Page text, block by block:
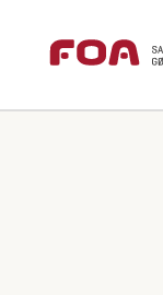
hovedindhold
hovedmenu